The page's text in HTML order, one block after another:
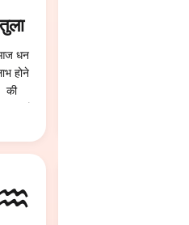
तुला
धन
होने
की